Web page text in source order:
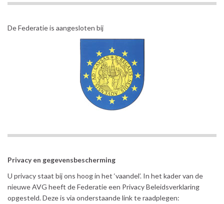
De Federatie is aangesloten bij
Privacy en gegevensbescherming
U privacy staat bij ons hoog in het ‘vaandel’. In het kader van de
nieuwe AVG heeft de Federatie een Privacy Beleidsverklaring
opgesteld. Deze is via onderstaande link te raadplegen: